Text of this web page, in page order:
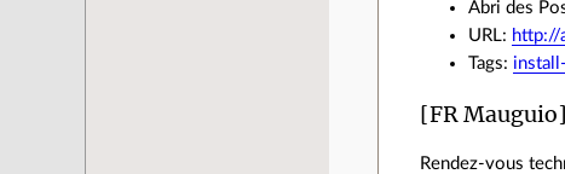
Abri des
URL: http://
Tags:
[FR Mauguio]
Rendez-vous